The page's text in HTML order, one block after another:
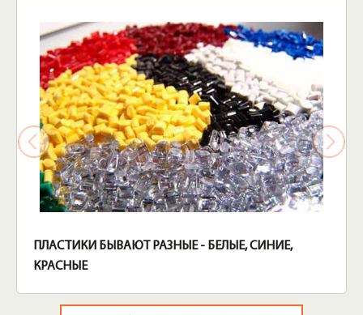
ПЛАСТИКИ БЫВАЮТ РАЗНЫЕ - БЕЛЫЕ, СИНИЕ,
КРАСНЫЕ